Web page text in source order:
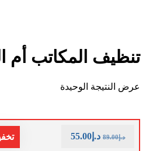
تنظيف المكاتب أم
عرض النتيجة الوحيدة
د.إ89.00 د.إ 55.00